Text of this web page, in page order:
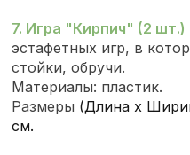
7. Игра "Кирпич" (2 шт.)
эстафетных игр, в
стойки, обручи.
Материалы: пластик.
Размеры (Длина х
см.